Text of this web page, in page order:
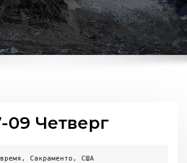
09 Четверг
Сакраменто, США